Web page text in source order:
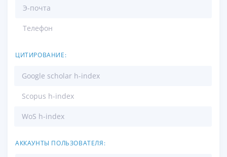
Э-почта
Телефон
ЦИТИРОВАНИЕ:
Google scholar h-index
Scopus h-index
WoS h-index
АККАУНТЫ ПОЛЬЗОВАТЕЛЯ: